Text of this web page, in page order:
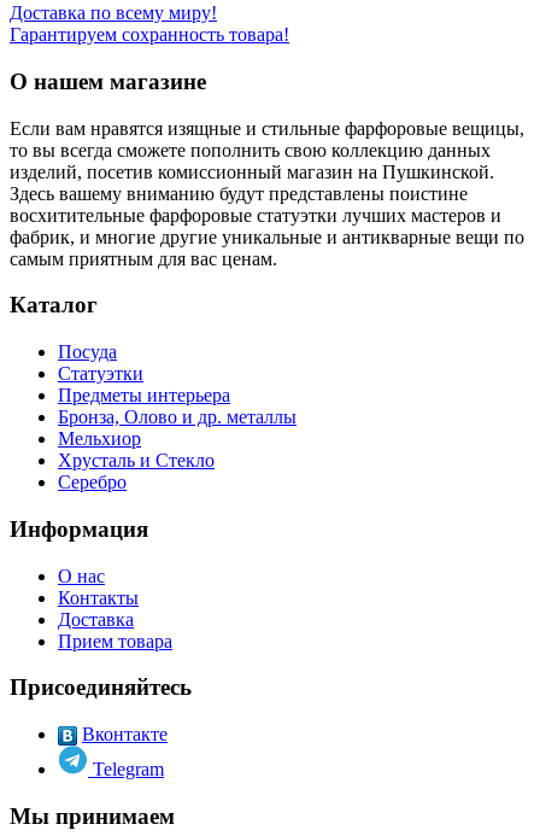
Доставка по всему миру!
Гарантируем сохранность товара!
О нашем магазине
Если вам нравятся изящные и стильные фарфоровые вещицы,
то вы всегда сможете пополнить свою коллекцию данных
изделий, посетив комиссионный магазин на Пушкинской.
Здесь вашему вниманию будут представлены поистине
восхитительные фарфоровые статуэтки лучших мастеров и
фабрик, и многие другие уникальные и антикварные вещи по
самым приятным для вас ценам.
Каталог
Посуда
Статуэтки
Предметы интерьера
Бронза, Олово и др. металлы
Мельхиор
Хрусталь и Стекло
Серебро
Информация
О нас
Контакты
Доставка
Прием товара
Присоединяйтесь
Вконтакте
Telegram
Мы принимаем